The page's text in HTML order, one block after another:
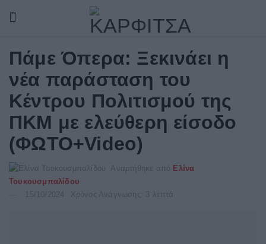
Πάμε Όπερα: Ξεκινάει η
νέα παράσταση του
Κέντρου Πολιτισμού της
ΠΚΜ με ελεύθερη είσοδο
(ΦΩΤΟ+Video)
Αναρτήθηκε από
Ελίνα
Τουκουσμπαλίδου
15/10/2024
Χρόνος Ανάγνωσης: 3 λεπτά